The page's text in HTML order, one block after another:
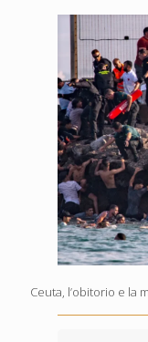
Ceuta, l’obitorio e la